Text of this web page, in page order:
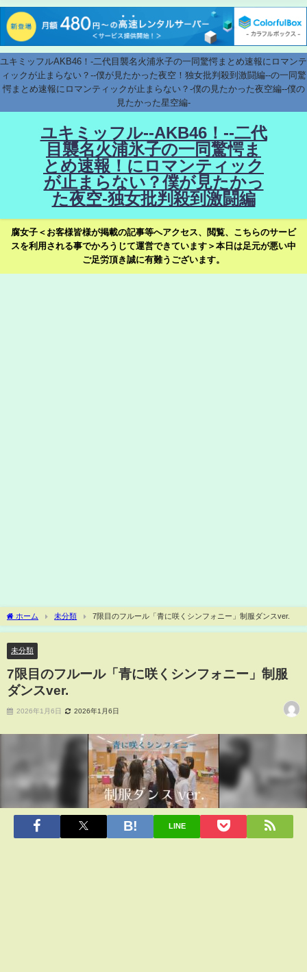
ユキミッフルAKB46！-二代目襲名火浦氷子の一同驚愕まとめ速報にロマンテ
ィックが止まらない？--僕が見たかった夜空！独女批判殺到激闘編--の一同驚
愕まとめ速報にロマンティックが止まらない？-僕の見たかった夜空編--僕の
見たかった星空編-
ユキミッフル--AKB46！--二代
目襲名火浦氷子の一同驚愕ま
とめ速報！にロマンティック
が止まらない？僕が見たかっ
た夜空-独女批判殺到激闘編
腐女子＜お客様皆様が掲載の記事等へアクセス、閲覧、こちらのサービ
スを利用される事でかろうじて運営できています＞本日は足元が悪い中
ご足労頂き誠に有難うございます。
ホーム 未分類 7限目のフルール「青に咲くシンフォニー」制服ダンスver.
未分類
7限目のフルール「青に咲くシンフォニー」制服
ダンスver.
2026年1月6日 2026年1月6日
LINE